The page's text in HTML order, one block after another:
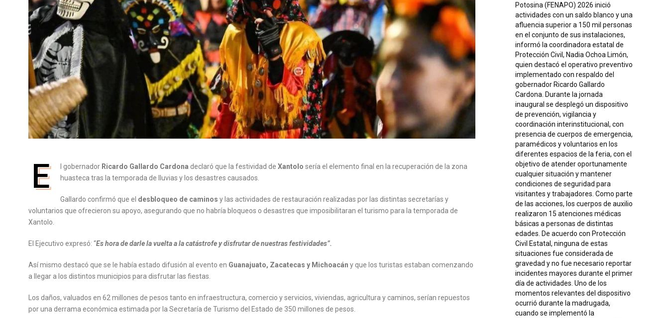
E l gobernador Ricardo Gallardo Cardona declaró que la festividad de Xantolo sería el elemento final en la recuperación de la zona
huasteca tras la temporada de lluvias y los desastres causados.
Gallardo confirmó que el desbloqueo de caminos y las actividades de restauración realizadas por las distintas secretarías y
voluntarios que ofrecieron su apoyo, asegurando que no habría bloqueos o desastres que imposibilitaran el turismo para la temporada de
Xantolo.
El Ejecutivo expresó: “Es hora de darle la vuelta a la catástrofe y disfrutar de nuestras festividades”.
Así mismo destacó que se le había estado difusión al evento en Guanajuato, Zacatecas y Michoacán y que los turistas estaban comenzando
a llegar a los distintos municipios para disfrutar las fiestas.
Los daños, valuados en 62 millones de pesos tanto en infraestructura, comercio y servicios, viviendas, agricultura y caminos, serían repuestos
por una derrama económica estimada por la Secretaría de Turismo del Estado de 350 millones de pesos.
Potosina (FENAPO) 2026 inició
actividades con un saldo blanco y una
afluencia superior a 150 mil personas
en el conjunto de sus instalaciones,
informó la coordinadora estatal de
Protección Civil, Nadia Ochoa Limón,
quien destacó el operativo preventivo
implementado con respaldo del
gobernador Ricardo Gallardo
Cardona. Durante la jornada
inaugural se desplegó un dispositivo
de prevención, vigilancia y
coordinación interinstitucional, con
presencia de cuerpos de emergencia,
paramédicos y voluntarios en los
diferentes espacios de la feria, con el
objetivo de atender oportunamente
cualquier situación y mantener
condiciones de seguridad para
visitantes y trabajadores. Como parte
de las acciones, los cuerpos de auxilio
realizaron 15 atenciones médicas
básicas a personas de distintas
edades. De acuerdo con Protección
Civil Estatal, ninguna de estas
situaciones fue considerada de
gravedad y no fue necesario reportar
incidentes mayores durante el primer
día de actividades. Uno de los
momentos relevantes del dispositivo
ocurrió durante la madrugada,
cuando se implementó la